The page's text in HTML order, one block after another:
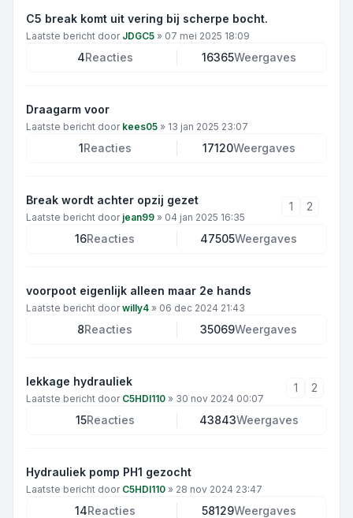
C5 break komt uit vering bij scherpe bocht.
Laatste bericht door JDGC5 » 07 mei 2025 18:09
4Reacties 16365Weergaves
Draagarm voor
Laatste bericht door kees05 » 13 jan 2025 23:07
1Reacties 17120Weergaves
Break wordt achter opzij gezet
Laatste bericht door jean99 » 04 jan 2025 16:35
1 2
16Reacties 47505Weergaves
voorpoot eigenlijk alleen maar 2e hands
Laatste bericht doorwilly4 » 06 dec 2024 21:43
8Reacties 35069Weergaves
lekkage hydrauliek
Laatste bericht door C5HDI110 » 30 nov 2024 00:07
1 2
15Reacties 43843Weergaves
Hydrauliek pomp PH1 gezocht
Laatste bericht door C5HDI110 » 28 nov 2024 23:47
14Reacties 58129Weergaves